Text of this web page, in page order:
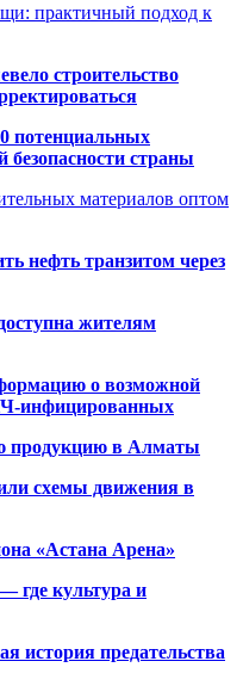
практичный подход к
строительство
потенциальных
безопасности страны
материалов оптом
нефть транзитом через
жителям
о возможной
инфицированных
продукцию в Алматы
схемы движения в
«Астана Арена»
где культура и
история предательства